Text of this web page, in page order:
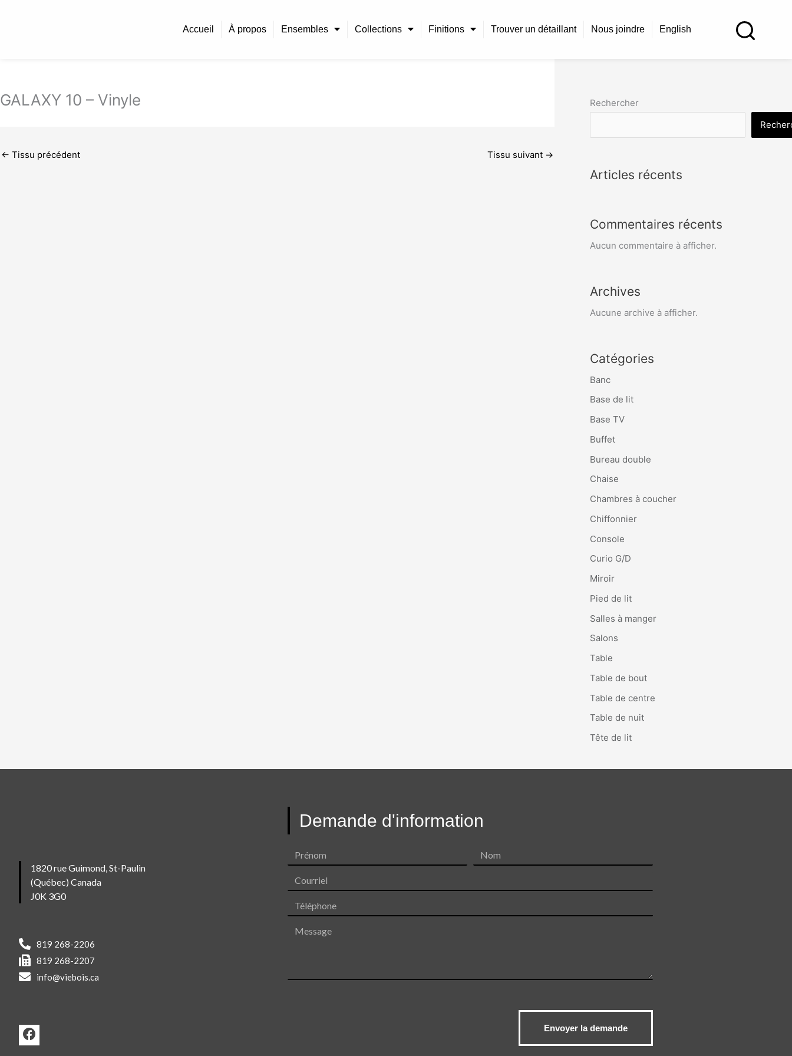
Accueil À propos Ensembles Collections Finitions Trouver un détaillant Nous joindre English
GALAXY 10 – Vinyle
← Tissu précédent Tissu suivant →
Rechercher
Articles récents
Commentaires récents
Aucun commentaire à afficher.
Archives
Aucune archive à afficher.
Catégories
Banc
Base de lit
Base TV
Buffet
Bureau double
Chaise
Chambres à coucher
Chiffonnier
Console
Curio G/D
Miroir
Pied de lit
Salles à manger
Salons
Table
Table de bout
Table de centre
Table de nuit
Tête de lit
1820 rue Guimond, St-Paulin
(Québec) Canada
J0K 3G0
819 268-2206
819 268-2207
info@viebois.ca
F
a
Demande d'information
Prénom Nom
Courriel
Téléphone
Message
Envoyer la demande